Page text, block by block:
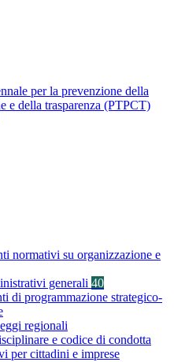
per la prevenzione della
e della trasparenza (PTPCT)
normativi su organizzazione e
generali 40
di programmazione strategico-
regionali
e codice di condotta
per cittadini e imprese